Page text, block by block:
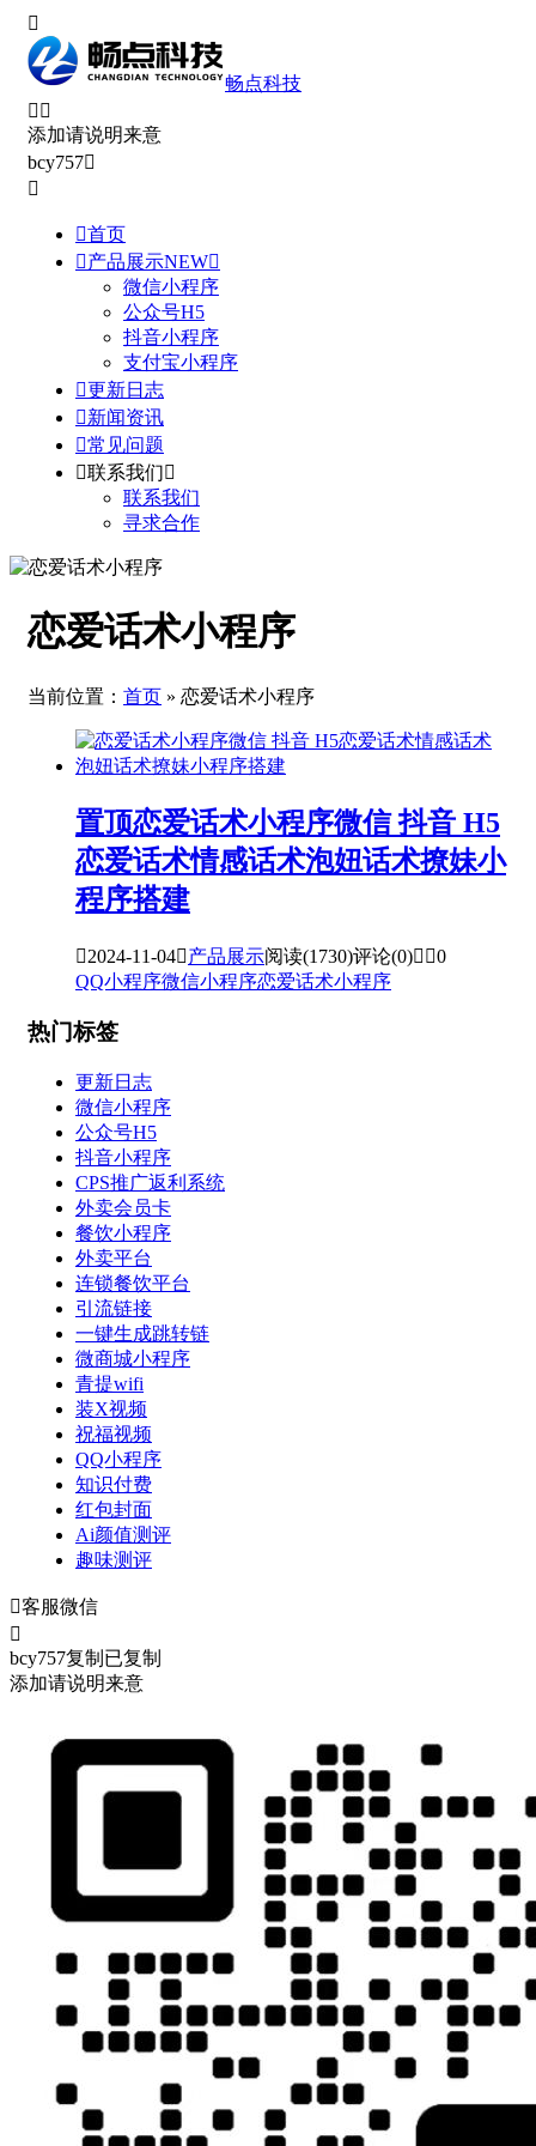

畅点科技
 
添加请说明来意
bcy757

首页
产品展示NEW
微信小程序
公众号H5
抖音小程序
支付宝小程序
更新日志
新闻资讯
常见问题
联系我们
联系我们
寻求合作
恋爱话术小程序
当前位置： 首页 » 恋爱话术小程序
置顶恋爱话术小程序微信 抖音 H5
恋爱话术情感话术泡妞话术撩妹小
程序搭建
2024-11-04产品展示阅读(1730)评论(0) 0
QQ小程序微信小程序恋爱话术小程序
热门标签
更新日志
微信小程序
公众号H5
抖音小程序
CPS推广返利系统
外卖会员卡
餐饮小程序
外卖平台
连锁餐饮平台
引流链接
一键生成跳转链
微商城小程序
青提wifi
装X视频
祝福视频
QQ小程序
知识付费
红包封面
Ai颜值测评
趣味测评
客服微信

bcy757复制 已复制
添加请说明来意